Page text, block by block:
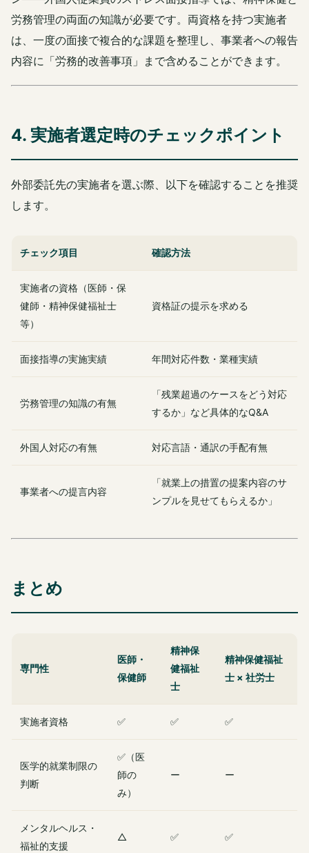
労務管理の両面の知識が必要です。両資格を持つ実施者
は、一度の面接で複合的な課題を整理し、事業者への報告
内容に「労務的改善事項」まで含めることができます。
4. 実施者選定時のチェックポイント
外部委託先の実施者を選ぶ際、以下を確認することを推奨
します。
チェック項目 確認方法
実施者の資格（医師・保
健師・精神保健福祉士
等）
資格証の提示を求める
面接指導の実施実績 年間対応件数・業種実績
労務管理の知識の有無
「残業超過のケースをどう対応
するか」など具体的なQ&A
外国人対応の有無 対応言語・通訳の手配有無
事業者への提言内容
「就業上の措置の提案内容のサ
ンプルを見せてもらえるか」
まとめ
専門性
医師・
保健師
精神保
健福祉
士
精神保健福祉
士 × 社労士
実施者資格 ✅ ✅ ✅
医学的就業制限の
判断
✅（医
師の
み）
ー ー
メンタルヘルス・
福祉的支援
△ ✅ ✅